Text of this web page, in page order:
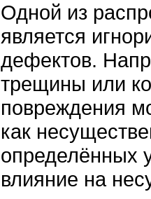
Одной из
является
дефектов.
трещины или
повреждения
как
определённых
влияние на